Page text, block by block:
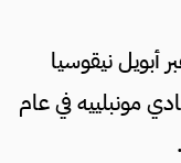
نيقوسيا
مونبلييه في عام